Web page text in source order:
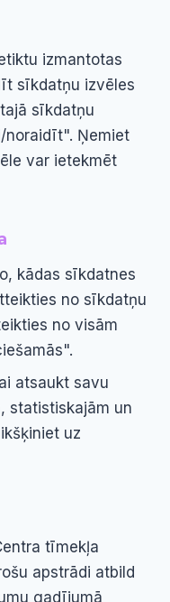
izmantotas
sīkdatņu izvēles
sīkdatņu
noraidīt". Ņemiet
var ietekmēt
kādas sīkdatnes
no sīkdatņu
no visām
atsaukt savu
statistiskajām un
uz
tīmekļa
apstrādi atbild
gadījumā